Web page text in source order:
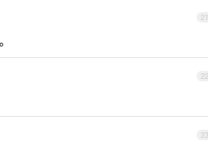
21
22
23